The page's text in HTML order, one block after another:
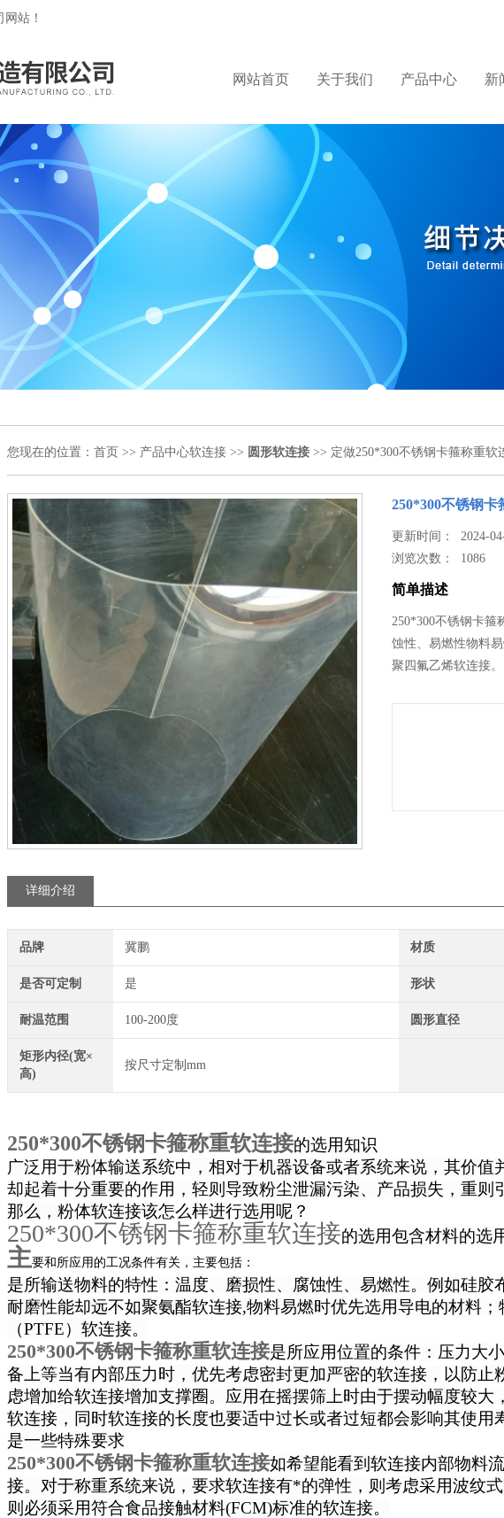
站！
网站首页 关于我们 产品中心 新
您现在的位置： 首页 >> 产品中心软连接 >> 圆形软连接 >> 定做250*300不锈钢卡箍称重软
250*300不锈钢卡
更新时间： 2024-
浏览次数： 1086
简单描述
250*300不锈钢卡箍
蚀性、易燃性物料
聚四氟乙烯软连接。
详细介绍
品牌 冀鹏 材质
是否可定制 是 形状
耐温范围 100-200度 圆形直径
矩形内径(宽×
高)
按尺寸定制mm
250*300不锈钢卡箍称重软连接的选用知识
广泛用于粉体输送系统中，相对于机器设备或者系统来说，其价
却起着十分重要的作用，轻则导致粉尘泄漏污染、产品损失，重则
那么，粉体软连接该怎么样进行选用呢？
250*300不锈钢卡箍称重软连接的选用包含材料的选
主要和所应用的工况条件有关，主要包括：
是所输送物料的特性：温度、磨损性、腐蚀性、易燃性。例如硅胶
耐磨性能却远不如聚氨酯软连接,物料易燃时优先选用导电的材料
（PTFE）软连接。
250*300不锈钢卡箍称重软连接是所应用位置的条件：压力大
备上等当有内部压力时，优先考虑密封更加严密的软连接，以防
虑增加给软连接增加支撑圈。应用在摇摆筛上时由于摆动幅度较
软连接， 同时软连接的长度也要适中过长或者过短都会影响其使用
是一些特殊要求
250*300不锈钢卡箍称重软连接如希望能看到软连接内部物料
接。对于称重系统来说，要求软连接有*的弹性，则考虑采用波纹
则必须采用符合食品接触材料(FCM)标准的软连接。